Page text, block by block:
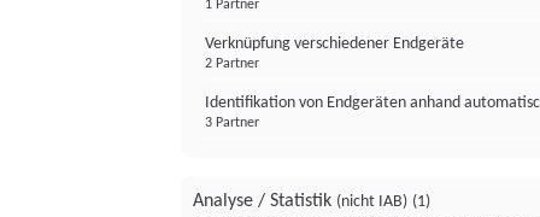
1 Partner
Verknüpfung verschiedener Endgeräte
2 Partner
Identifikation von Endgeräten anhand
3 Partner
Analyse / Statistik (nicht IAB) (1)